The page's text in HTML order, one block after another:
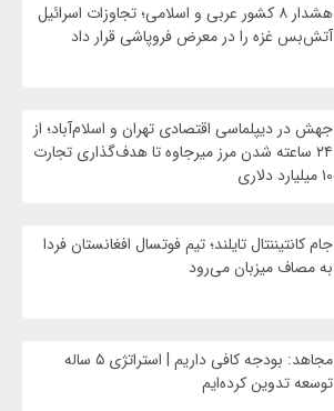
هشدار ۸ کشور عربی و اسلامی؛ تجاوزات اسرائیل
آتش‌بس غزه را در معرض فروپاشی قرار داد
جهش در دیپلماسی اقتصادی تهران و اسلام‌آباد؛ از
۲۴ ساعته شدن مرز میرجاوه تا هدف‌گذاری تجارت
۱۰ میلیارد دلاری
جام کانتیننتال تایلند؛ تیم فوتسال افغانستان فردا
به مصاف میزبان می‌رود
مجاهد: بودجه کافی داریم | استراتژی ۵ ساله
توسعه تدوین کرده‌ایم